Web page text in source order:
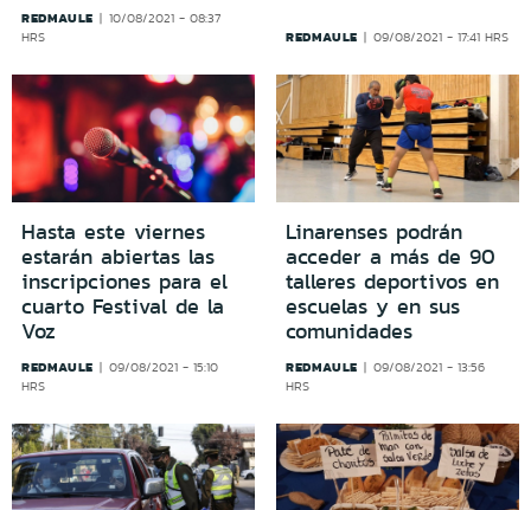
REDMAULE
10/08/2021 - 08:37
HRS
REDMAULE 09/08/2021 - 17:41 HRS
Hasta este viernes
estarán abiertas las
inscripciones para el
cuarto Festival de la
Voz
REDMAULE
09/08/2021 - 15:10
HRS
Linarenses podrán
acceder a más de 90
talleres deportivos en
escuelas y en sus
comunidades
REDMAULE
09/08/2021 - 13:56
HRS